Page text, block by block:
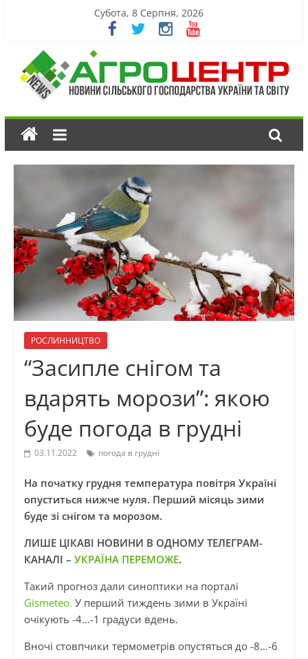
Субота, 8 Серпня, 2026
РОСЛИННИЦТВО
“Засипле снігом та
вдарять морози”: якою
буде погода в грудні
03.11.2022 погода в грудні
На початку грудня температура повітря Україні
опуститься нижче нуля. Перший місяць зими
буде зі снігом та морозом.
ЛИШЕ ЦІКАВІ НОВИНИ В ОДНОМУ ТЕЛЕГРАМ-
КАНАЛІ – УКРАЇНА ПЕРЕМОЖЕ.
Такий прогноз дали синоптики на порталі
Gismeteo. У перший тиждень зими в Україні
очікують -4…-1 градуси вдень.
Вночі стовпчики термометрів опустяться до -8…-6